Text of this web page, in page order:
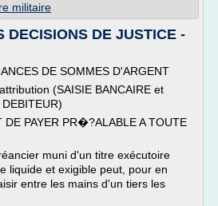
militaire
DECISIONS DE JUSTICE -
DE SOMMES D'ARGENT
(SAISIE BANCAIRE et
DE PAYER PR�?ALABLE A TOUTE
muni d'un titre exécutoire
liquide et exigible peut, pour en
entre les mains d'un tiers les